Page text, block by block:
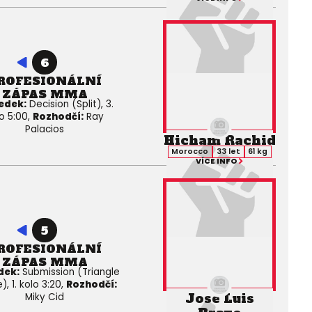
6
ZÁPAS MMA
Decision (Split), 3.
5:00, Rozhodčí: Ray
Palacios
Hicham Rachid
Morocco 33 let
61 kg
VÍCE INFO
5
ZÁPAS MMA
Submission (Triangle
1. kolo 3:20, Rozhodčí:
Miky Cid
Jose Luis